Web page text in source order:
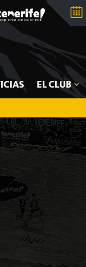
EL CLUB